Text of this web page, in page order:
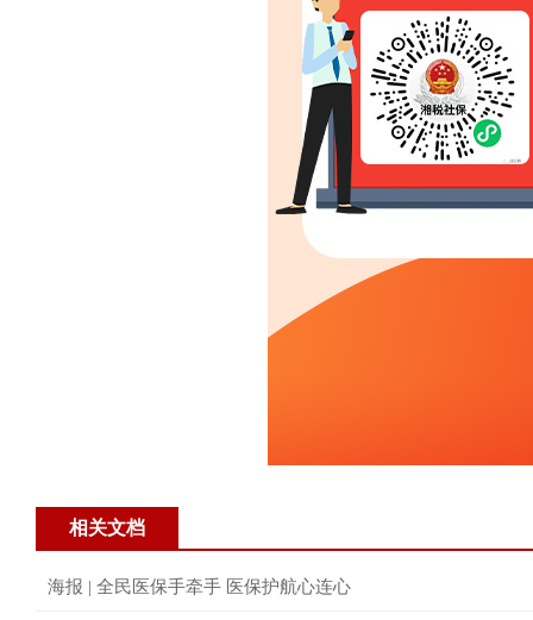
相关文档
海报 | 全民医保手牵手 医保护航心连心